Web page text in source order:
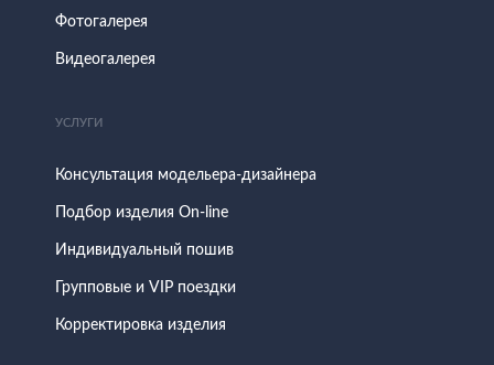
Фотогалерея
Видеогалерея
УСЛУГИ
Консультация модельера-дизайнера
Подбор изделия On-line
Индивидуальный пошив
Групповые и VIP поездки
Корректировка изделия